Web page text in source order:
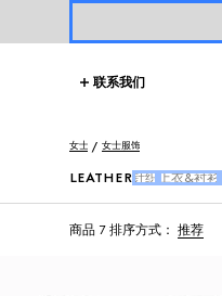
联系我们
女士 女士服饰
LEATHER 针织 上衣&衬衫
商品 7 排序方式： 推荐